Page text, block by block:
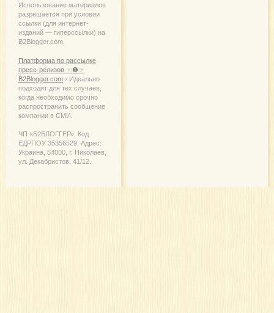
Использование материалов
разрешается при условии
ссылки (для интернет-
изданий — гиперссылки) на
B2Blogger.com.
Платформа по рассылке
пресс-релизов ☜❶☞
B2Blogger.com › Идеально
подходит для тех случаев,
когда необходимо срочно
распространить сообщение
компании в СМИ.
ЧП «Б2БЛОГГЕР», Код
ЕДРПОУ 35356529. Адрес:
Украина, 54000, г. Николаев,
ул. Декабристов, 41/12.